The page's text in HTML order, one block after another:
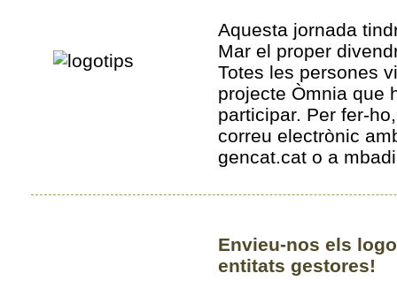
Aquesta jornada
Mar el proper
Totes les persones
projecte Òmnia que
participar. Per fer-
correu electrònic
gencat.cat o a
Envieu-nos els
entitats gestores!